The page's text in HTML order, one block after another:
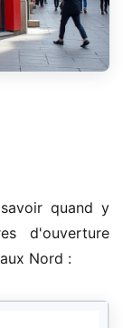
quand y
d'ouverture
Nord :